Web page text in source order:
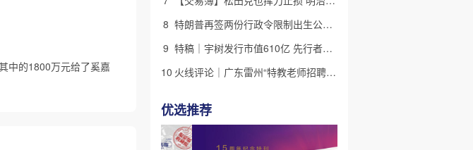
中的1800万元给了奚嘉
8
特朗普再签两份行政令限制出生公民权 意图打击生育旅游产业(含视频)
9
特稿｜宇树发行市值610亿 先行者的加速和考验
10
火线评论｜广东雷州“特教老师招聘违规”很雷，仍有诸多疑点
优选推荐